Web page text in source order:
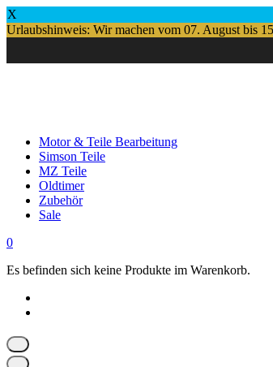
X
Urlaubshinweis: Wir machen vom 07. August bis
Motor & Teile Bearbeitung
Simson Teile
MZ Teile
Oldtimer
Zubehör
Sale
0
Es befinden sich keine Produkte im Warenkorb.